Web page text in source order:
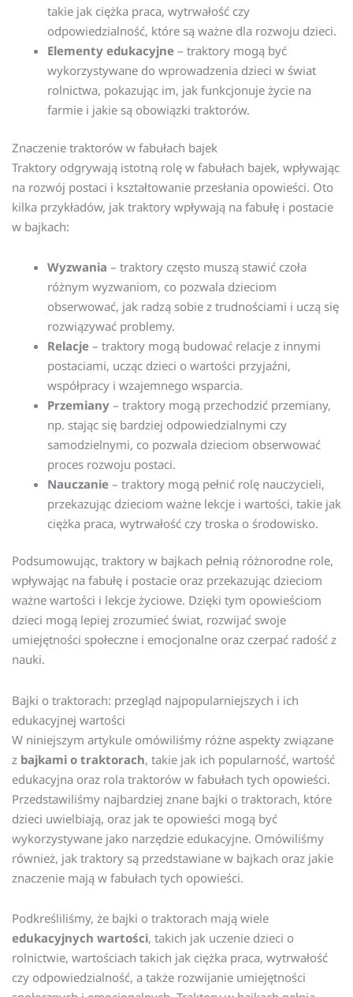
takie jak ciężka praca, wytrwałość czy
odpowiedzialność, które są ważne dla rozwoju dzieci.
Elementy edukacyjne – traktory mogą być
wykorzystywane do wprowadzenia dzieci w świat
rolnictwa, pokazując im, jak funkcjonuje życie na
farmie i jakie są obowiązki traktorów.
Znaczenie traktorów w fabułach bajek
Traktory odgrywają istotną rolę w fabułach bajek, wpływając
na rozwój postaci i kształtowanie przesłania opowieści. Oto
kilka przykładów, jak traktory wpływają na fabułę i postacie
w bajkach:
Wyzwania – traktory często muszą stawić czoła
różnym wyzwaniom, co pozwala dzieciom
obserwować, jak radzą sobie z trudnościami i uczą się
rozwiązywać problemy.
Relacje – traktory mogą budować relacje z innymi
postaciami, ucząc dzieci o wartości przyjaźni,
współpracy i wzajemnego wsparcia.
Przemiany – traktory mogą przechodzić przemiany,
np. stając się bardziej odpowiedzialnymi czy
samodzielnymi, co pozwala dzieciom obserwować
proces rozwoju postaci.
Nauczanie – traktory mogą pełnić rolę nauczycieli,
przekazując dzieciom ważne lekcje i wartości, takie jak
ciężka praca, wytrwałość czy troska o środowisko.
Podsumowując, traktory w bajkach pełnią różnorodne role,
wpływając na fabułę i postacie oraz przekazując dzieciom
ważne wartości i lekcje życiowe. Dzięki tym opowieściom
dzieci mogą lepiej zrozumieć świat, rozwijać swoje
umiejętności społeczne i emocjonalne oraz czerpać radość z
nauki.
Bajki o traktorach: przegląd najpopularniejszych i ich
edukacyjnej wartości
W niniejszym artykule omówiliśmy różne aspekty związane
z bajkami o traktorach, takie jak ich popularność, wartość
edukacyjna oraz rola traktorów w fabułach tych opowieści.
Przedstawiliśmy najbardziej znane bajki o traktorach, które
dzieci uwielbiają, oraz jak te opowieści mogą być
wykorzystywane jako narzędzie edukacyjne. Omówiliśmy
również, jak traktory są przedstawiane w bajkach oraz jakie
znaczenie mają w fabułach tych opowieści.
Podkreśliliśmy, że bajki o traktorach mają wiele
edukacyjnych wartości, takich jak uczenie dzieci o
rolnictwie, wartościach takich jak ciężka praca, wytrwałość
czy odpowiedzialność, a także rozwijanie umiejętności